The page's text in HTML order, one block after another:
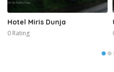
Hotel Miris Dunja
0 Rating